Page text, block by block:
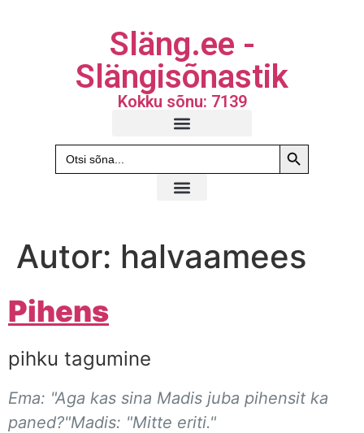
Släng.ee -
Slängisõnastik
Kokku sõnu: 7139
Search
for:
Search
Autor: halvaamees
Pihens
pihku tagumine
Ema: "Aga kas sina Madis juba pihensit ka
paned?"Madis: "Mitte eriti."